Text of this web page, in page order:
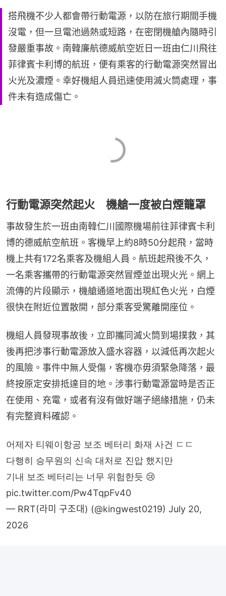
搭飛機不少人都會帶行動電源，以防在旅行期間手機
沒電，但一旦電池過熱或短路，在密閉機艙內隨時引
發嚴重事故。南韓廉航德威航空近日一班由仁川飛往
菲律賓卡利博的航班，便有乘客的行動電源突然冒出
火光及濃煙。幸好機組人員迅速使用滅火筒處理，事
件未有造成傷亡。
行動電源突然起火 機艙一度被白煙籠罩
事故發生於一班由南韓仁川國際機場前往菲律賓卡利
博的德威航空航班。客機早上約8時50分起飛，當時
機上共有172名乘客及機組人員。航班起飛後不久，
一名乘客攜帶的行動電源突然冒煙並出現火光。網上
流傳的片段顯示，機艙通道地面出現紅色火光，白煙
很快在附近位置散開，部分乘客受驚離開座位。
機組人員發現事故後，立即攜同滅火筒到場撲救，其
後再把涉事行動電源放入盛水容器，以減低再次起火
的風險。事件中無人受傷，客機亦毋須緊急降落，最
終按原定安排抵達目的地。涉事行動電源當時是否正
在使用、充電，或者有沒有做好端子絕緣措施，仍未
有完整資料確認。
어제자 티웨이항공 보조 베터리 화재 사건 ㄷㄷ
다행히 승무원의 신속 대처로 진압 했지만
기내 보조 베터리는 너무 위험한듯 😢
pic.twitter.com/Pw4TqpFv40
— RRT(라미 구조대) (@kingwest0219) July 20,
2026